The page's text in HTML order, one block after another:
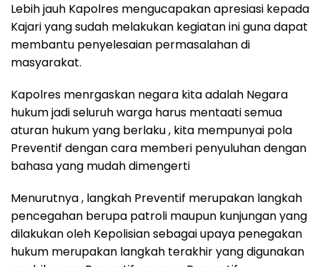
Lebih jauh Kapolres mengucapakan apresiasi kepada
Kajari yang sudah melakukan kegiatan ini guna dapat
membantu penyelesaian permasalahan di
masyarakat.
Kapolres menrgaskan negara kita adalah Negara
hukum jadi seluruh warga harus mentaati semua
aturan hukum yang berlaku , kita mempunyai pola
Preventif dengan cara memberi penyuluhan dengan
bahasa yang mudah dimengerti
Menurutnya , langkah Preventif merupakan langkah
pencegahan berupa patroli maupun kunjungan yang
dilakukan oleh Kepolisian‎ sebagai upaya penegakan
hukum merupakan langkah terakhir yang digunakan